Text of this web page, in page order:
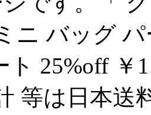
ニ バッグ
ト 25%off ￥
等は日本送